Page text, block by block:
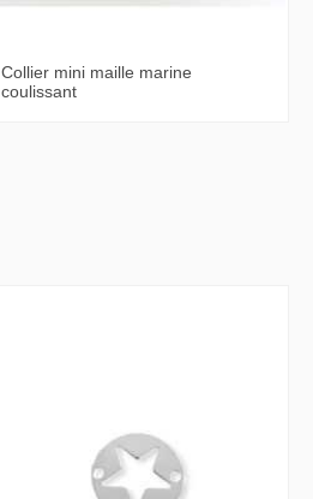
Collier mini maille marine
coulissant